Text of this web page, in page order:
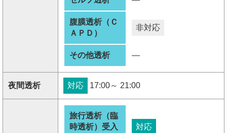
腹膜透析（Ｃ
ＡＰＤ）
非対応
その他透析 ―
夜間透析 対応 17:00～ 21:00
旅行透析（臨
時透析）受入
対応